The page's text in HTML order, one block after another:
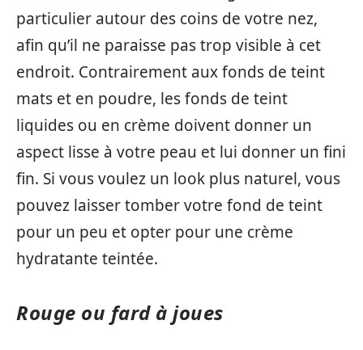
particulier autour des coins de votre nez,
afin qu’il ne paraisse pas trop visible à cet
endroit. Contrairement aux fonds de teint
mats et en poudre, les fonds de teint
liquides ou en crème doivent donner un
aspect lisse à votre peau et lui donner un fini
fin. Si vous voulez un look plus naturel, vous
pouvez laisser tomber votre fond de teint
pour un peu et opter pour une crème
hydratante teintée.
Rouge ou fard à joues